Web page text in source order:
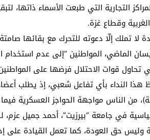
التجارية التي طبعت الأسماء
وقطاع غزة.
لا تملك إلّا دعوته للتحرك مع بقائها
في 4 إبريل/ نيسان الماضي، المواطنين “إلى
تحاول قوات الاحتلال فرضها على
من الناس مواجهة الحواجز العسكرية
في جامعة “بيرزيت”، أحمد جميل عزم،
وليس حق العودة، كما تعمل القيادة على